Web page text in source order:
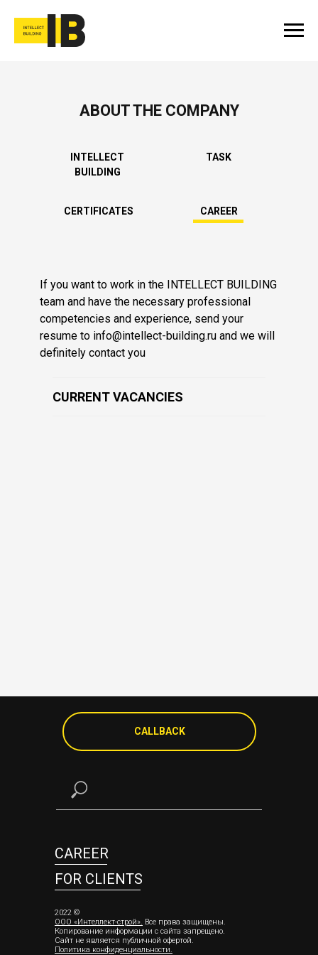
If you want to work in the INTELLECT BUILDING
team and have the necessary professional
competencies and experience, send your
resume to info@intellect-building.ru and we will
definitely contact you
CURRENT VACANCIES
ABOUT THE COMPANY
INTELLECT
BUILDING
TASK
CERTIFICATES CAREER
CALLBACK
CAREER
FOR CLIENTS
2022 ©
ООО «Интеллект-строй». Все права защищены.
Копирование информации с сайта запрещено.
Сайт не является публичной офертой.
Политика конфиденциальности.